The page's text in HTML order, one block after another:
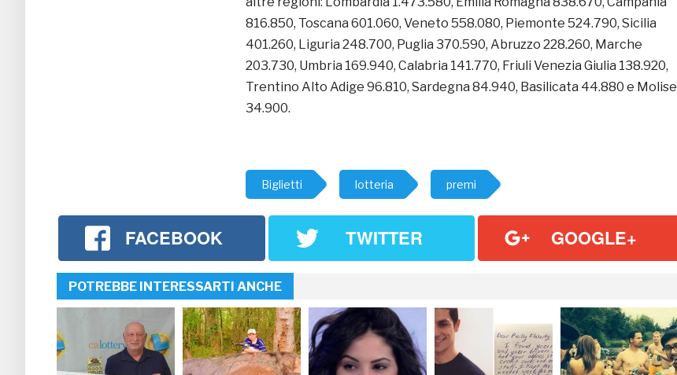
816.850, Toscana 601.060, Veneto 558.080, Piemonte 524.790, Sicilia
401.260, Liguria 248.700, Puglia 370.590, Abruzzo 228.260, Marche
203.730, Umbria 169.940, Calabria 141.770, Friuli Venezia Giulia 138.920,
Trentino Alto Adige 96.810, Sardegna 84.940, Basilicata 44.880 e Molise
34.900.
Biglietti lotteria premi
FACEBOOK TWITTER GOOGLE+
POTREBBE INTERESSARTI ANCHE